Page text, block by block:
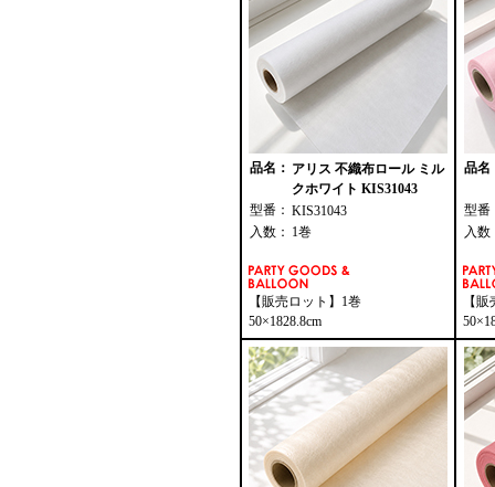
品名： アリス 不織布ロール ミル
クホワイト KIS31043
型番： KIS31043
入数： 1巻
【販売ロット】1巻
50×1828.8cm
品名
型番
入数
【